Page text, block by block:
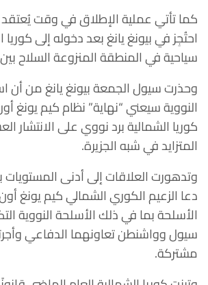
كما تأتي عملية الإطلاق في وقت يُعتقد
احتُجِز في بيونغ يانغ بعد دخوله إلى كوريا
سياحية في المنطقة المنزوعة السلاح بين
وحذرت سيول الجمعة بيونغ يانغ من أن
النووية سيعني “نهاية” نظام كيم يونغ
كوريا الشمالية برد نووي على الانتشار
المتزايد في شبه الجزيرة.
وتدهورت العلاقات إلى أدنى المستويات
دعا الزعيم الكوري الشمالي كيم يونغ أون
الأسلحة بما في ذلك الأسلحة النووية
سيول وواشنطن تعاونهما الدفاعي
مشتركة.